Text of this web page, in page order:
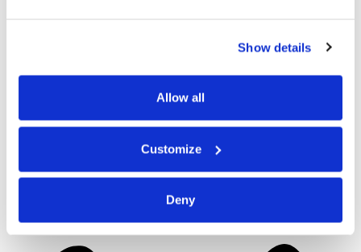
Show details
Allow all
Customize
Deny